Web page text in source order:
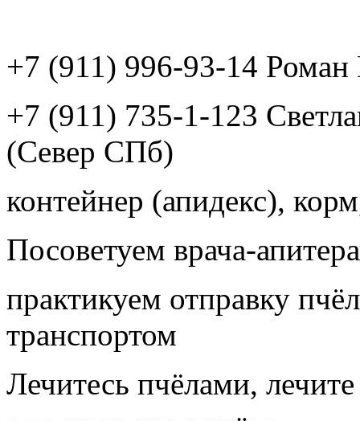
+7 (911) 996-93-14
+7 (911) 735-1-123
(Север СПб)
контейнер (апидекс),
Посоветуем врача-
практикуем отправку
транспортом
Лечитесь пчёлами,